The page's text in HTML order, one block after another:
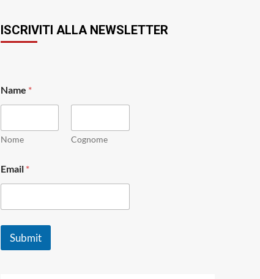
ISCRIVITI ALLA NEWSLETTER
Name *
Nome Cognome
E
m
i
N
m
Email *
Submit